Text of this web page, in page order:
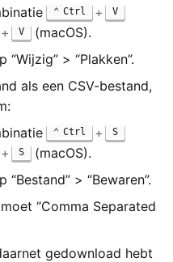
Ctrl + V
+ V
(macOS).
> “Plakken”.
als een CSV-bestand,
Ctrl + S
+ S
(macOS).
> “Bewaren”.
“Comma Separated
gedownload hebt